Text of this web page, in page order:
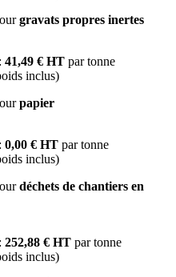
gravats propres inertes
41,49 € HT par tonne
inclus)
papier
0,00 € HT par tonne
inclus)
déchets de chantiers en
252,88 € HT par tonne
inclus)